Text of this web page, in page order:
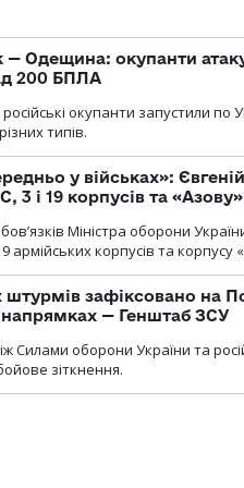
Одещина: окупанти
200 БПЛА
окупанти запустили по
типів.
у військах»:
3 і 19 корпусів та «Азову»
Міністра оборони
армійських корпусів та корпусу
зафіксовано на
— Генштаб ЗСУ
Силами оборони України та
зіткнення.